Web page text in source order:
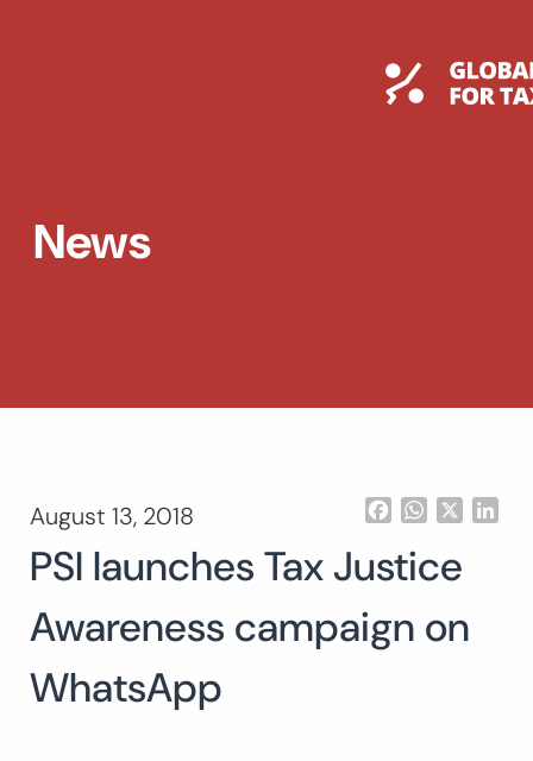
Global
News
August 13, 2018 FacebookWhatsApp
PSI launches Tax Justice
Awareness campaign on
WhatsApp